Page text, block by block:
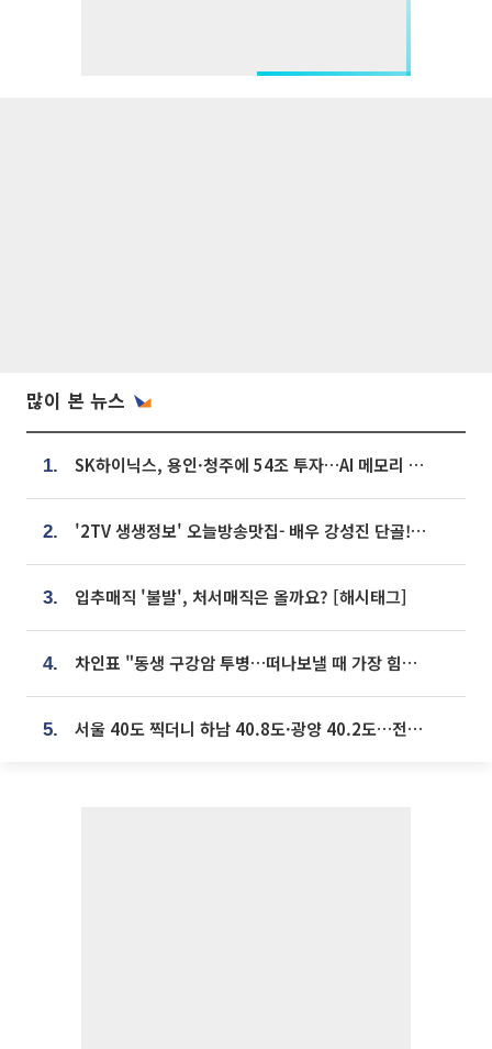
많이 본 뉴스
1. SK하이닉스, 용인·청주에 54조 투자…AI 메모리 생산기지 키운다
2. '2TV 생생정보' 오늘방송맛집- 배우 강성진 단골! 쌀국수ㆍ푸팟퐁 커리 맛집 '블○○○'
3. 입추매직 '불발', 처서매직은 올까요? [해시태그]
4. 차인표 "동생 구강암 투병…떠나보낼 때 가장 힘들었다”
5. 서울 40도 찍더니 하남 40.8도·광양 40.2도…전국 '펄펄'